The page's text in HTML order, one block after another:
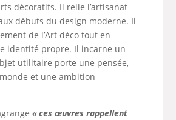
décoratifs. Il relie l’artisanat
débuts du design moderne. Il
de l’Art déco tout en
identité propre. Il incarne un
utilitaire porte une pensée,
et une ambition
« ces œuvres rappellent